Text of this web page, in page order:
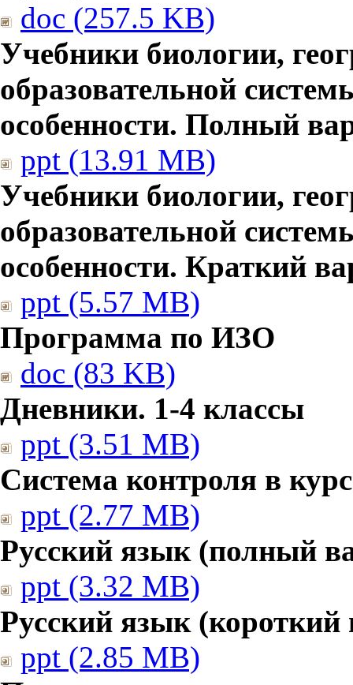
doc (257.5 KB)
Учебники биологии,
образовательной
особенности. Полный
ppt (13.91 MB)
Учебники биологии,
образовательной
особенности. Краткий
ppt (5.57 MB)
Программа по ИЗО
doc (83 KB)
Дневники. 1-4 классы
ppt (3.51 MB)
Система контроля в
ppt (2.77 MB)
Русский язык (полный
ppt (3.32 MB)
Русский язык (короткий
ppt (2.85 MB)